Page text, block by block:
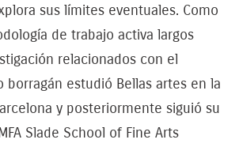
sus límites eventuales. Como
de trabajo activa largos
relacionados con el
borragán estudió Bellas artes en la
y posteriormente siguió su
Slade School of Fine Arts